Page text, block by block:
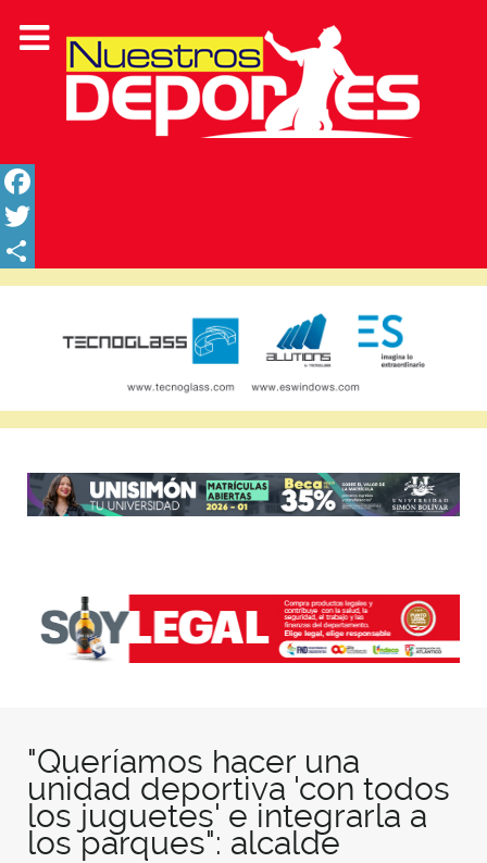
Facebook
Twitter
Share
"Queríamos hacer una
unidad deportiva 'con todos
los juguetes' e integrarla a
los parques": alcalde